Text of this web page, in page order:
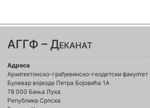
АГГФ – Деканат
Адреса
Архитектонско-грађевинско-геодетски факултет
Булевар војводе Петра Бојовића 1A
78 000 Бања Лука
Република Српска